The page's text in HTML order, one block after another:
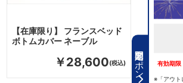
期間限定クーポン 有効期
※「アウト
【在庫限り】 フランスベッド
ボトムカバー ネーブル
￥28,600